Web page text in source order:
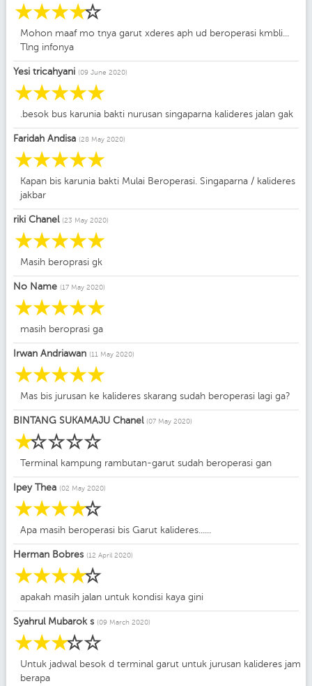
☆
☆
☆
☆
☆
Mohon maaf mo tnya garut xderes aph ud beroperasi kmbli...
Tlng infonya
Yesi tricahyani (09 June 2020)
☆
☆
☆
☆
☆
.besok bus karunia bakti nurusan singaparna kalideres jalan gak
Faridah Andisa (28 May 2020)
☆
☆
☆
☆
☆
Kapan bis karunia bakti Mulai Beroperasi. Singaparna / kalideres
jakbar
riki Chanel (23 May 2020)
☆
☆
☆
☆
☆
Masih beroprasi gk
No Name (17 May 2020)
☆
☆
☆
☆
☆
masih beroprasi ga
Irwan Andriawan (11 May 2020)
☆
☆
☆
☆
☆
Mas bis jurusan ke kalideres skarang sudah beroperasi lagi ga?
BINTANG SUKAMAJU Chanel (07 May 2020)
☆
☆
☆
☆
☆
Terminal kampung rambutan-garut sudah beroperasi gan
Ipey Thea (02 May 2020)
☆
☆
☆
☆
☆
Apa masih beroperasi bis Garut kalideres......
Herman Bobres (12 April 2020)
☆
☆
☆
☆
☆
apakah masih jalan untuk kondisi kaya gini
Syahrul Mubarok s (09 March 2020)
☆
☆
☆
☆
☆
Untuk jadwal besok d terminal garut untuk jurusan kalideres jam
berapa